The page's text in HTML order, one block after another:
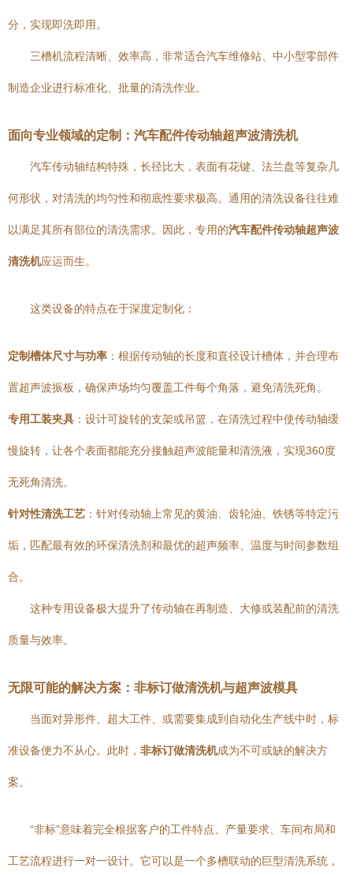
分，实现即洗即用。
三槽机流程清晰、效率高，非常适合汽车维修站、中小型零部件
制造企业进行标准化、批量的清洗作业。
面向专业领域的定制：汽车配件传动轴超声波清洗机
汽车传动轴结构特殊，长径比大，表面有花键、法兰盘等复杂几
何形状，对清洗的均匀性和彻底性要求极高。通用的清洗设备往往难
以满足其所有部位的清洗需求。因此，专用的汽车配件传动轴超声波
清洗机应运而生。
这类设备的特点在于深度定制化：
定制槽体尺寸与功率 ：根据传动轴的长度和直径设计槽体，并合理布
置超声波振板，确保声场均匀覆盖工件每个角落，避免清洗死角。
专用工装夹具 ：设计可旋转的支架或吊篮，在清洗过程中使传动轴缓
慢旋转，让各个表面都能充分接触超声波能量和清洗液，实现360度
无死角清洗。
针对性清洗工艺 ：针对传动轴上常见的黄油、齿轮油、铁锈等特定污
垢，匹配最有效的环保清洗剂和最优的超声频率、温度与时间参数组
合。
这种专用设备极大提升了传动轴在再制造、大修或装配前的清洗
质量与效率。
无限可能的解决方案：非标订做清洗机与超声波模具
当面对异形件、超大工件、或需要集成到自动化生产线中时，标
准设备便力不从心。此时， 非标订做清洗机成为不可或缺的解决方
案。
“非标”意味着完全根据客户的工件特点、产量要求、车间布局和
工艺流程进行一对一设计。它可以是一个多槽联动的巨型清洗系统，